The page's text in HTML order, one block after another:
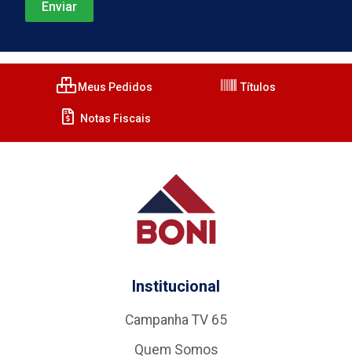
Meus Pedidos Títulos
Notas Fiscais
Institucional
Campanha TV 65
Quem Somos